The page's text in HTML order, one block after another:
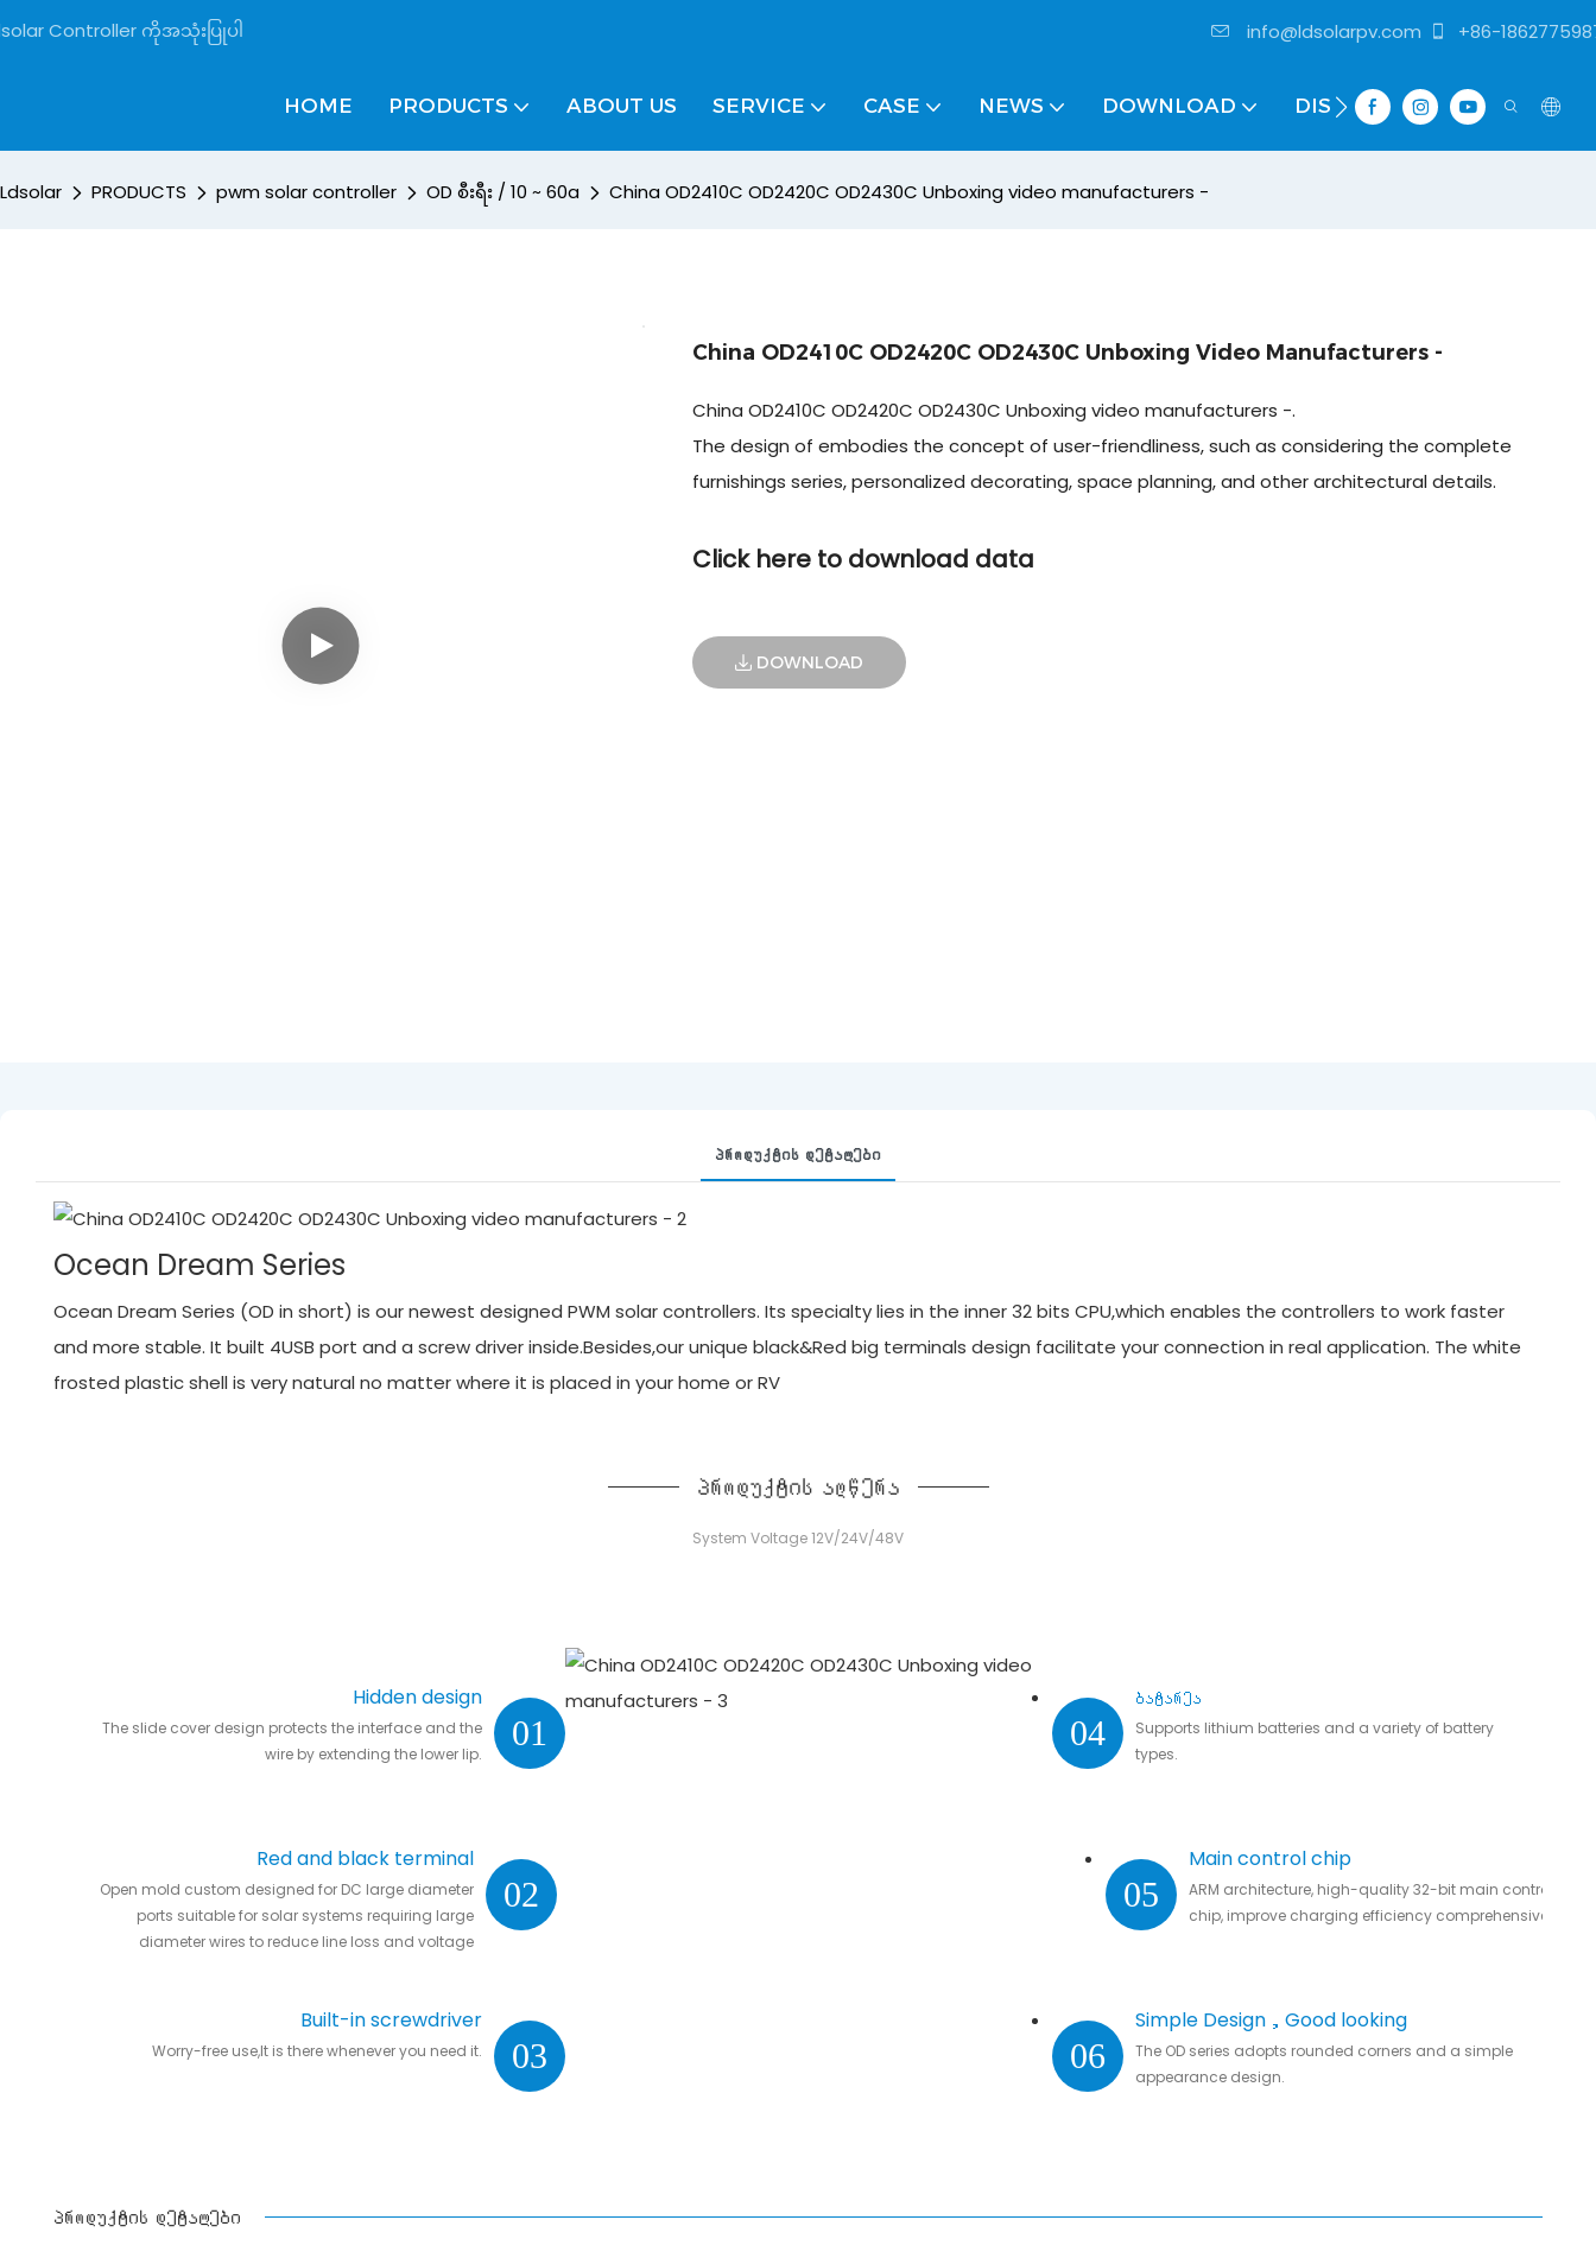
Controller ကိုအသုံးပြုပါ info@ldsolarpv.com +86-
HOME PRODUCTS ABOUT US SERVICE CASE NEWS DOWNLOAD DISTRIBUTOR
Ldsolar PRODUCTS pwm solar controller OD စီးရီး / 10 ~ 60a China OD2410C OD2420C OD2430C Unboxing video manufacturers -
China OD2410C OD2420C OD2430C Unboxing Video Manufacturers -
China OD2410C OD2420C OD2430C Unboxing video manufacturers -.
The design of embodies the concept of user-friendliness, such as considering the complete
furnishings series, personalized decorating, space planning, and other architectural details.
Click here to download data
DOWNLOAD
Პროდუქტის Დეტალები
Ocean Dream Series
Ocean Dream Series (OD in short) is our newest designed PWM solar controllers. Its specialty lies in the inner 32 bits CPU,which enables the controllers to work faster
and more stable. It built 4USB port and a screw driver inside.Besides,our unique black&Red big terminals design facilitate your connection in real application. The white
frosted plastic shell is very natural no matter where it is placed in your home or RV
პროდუქტის აღწერა
System Voltage 12V/24V/48V
01
Hidden design
The slide cover design protects the interface and the
wire by extending the lower lip.
02
Red and black terminal
Open mold custom designed for DC large diameter
ports suitable for solar systems requiring large
diameter wires to reduce line loss and voltage
03
Built-in screwdriver
Worry-free use,It is there whenever you need it.
04
ბატარეა
Supports lithium batteries and a variety of battery
types.
05
Main control chip
ARM architecture, high-quality 32-bit main control
chip, improve charging efficiency comprehensively.
06
Simple Design，Good looking
The OD series adopts rounded corners and a simple
appearance design.
პროდუქტის დეტალები